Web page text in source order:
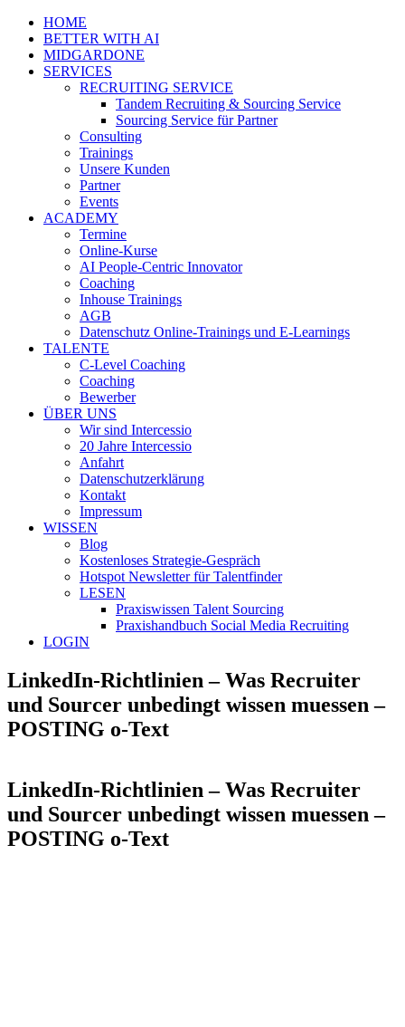
HOME
BETTER WITH AI
MIDGARDONE
SERVICES
RECRUITING SERVICE
Tandem Recruiting & Sourcing Service
Sourcing Service für Partner
Consulting
Trainings
Unsere Kunden
Partner
Events
ACADEMY
Termine
Online-Kurse
AI People-Centric Innovator
Coaching
Inhouse Trainings
AGB
Datenschutz Online-Trainings und E-Learnings
TALENTE
C-Level Coaching
Coaching
Bewerber
ÜBER UNS
Wir sind Intercessio
20 Jahre Intercessio
Anfahrt
Datenschutzerklärung
Kontakt
Impressum
WISSEN
Blog
Kostenloses Strategie-Gespräch
Hotspot Newsletter für Talentfinder
LESEN
Praxiswissen Talent Sourcing
Praxishandbuch Social Media Recruiting
LOGIN
LinkedIn-Richtlinien – Was Recruiter
und Sourcer unbedingt wissen muessen –
POSTING o-Text
LinkedIn-Richtlinien – Was Recruiter
und Sourcer unbedingt wissen muessen –
POSTING o-Text